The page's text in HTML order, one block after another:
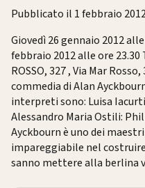
Pubblicato il 1 febbraio
Giovedì 26 gennaio 2012
febbraio 2012 alle ore 23.30
ROSSO, 327 , Via Mar
commedia di Alan
interpreti sono: Luisa
Alessandro Maria Ostili:
Ayckbourn è uno dei
impareggiabile nel
sanno mettere alla berlina